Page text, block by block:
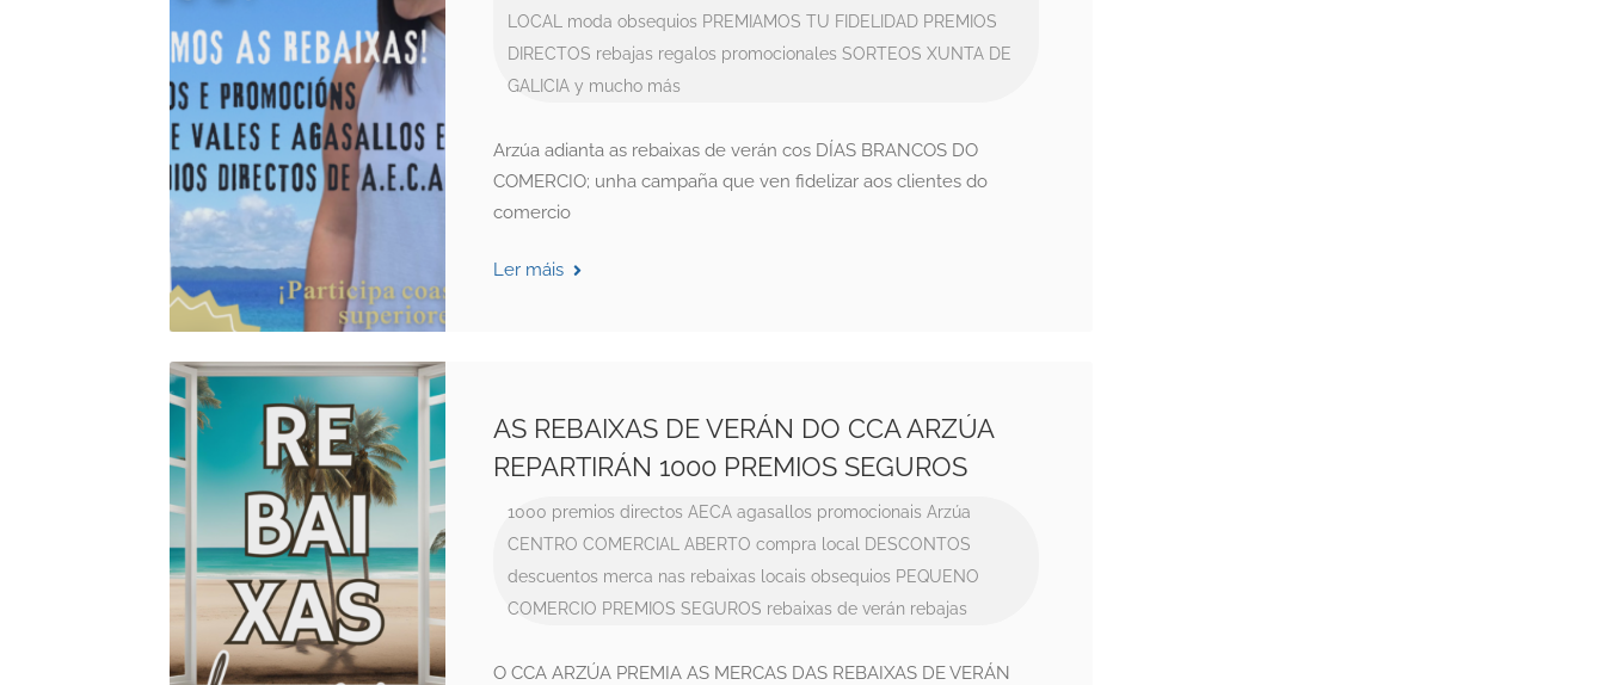
LOCAL
moda obsequios PREMIAMOS TU FIDELIDAD PREMIOS
DIRECTOS rebajas regalos promocionales SORTEOS XUNTA DE
GALICIA y mucho más
Arzúa adianta as rebaixas de verán cos DÍAS BRANCOS DO
COMERCIO; unha campaña que ven fidelizar aos clientes do
comercio
Ler máis
AS REBAIXAS DE VERÁN DO CCA ARZÚA
REPARTIRÁN 1000 PREMIOS SEGUROS
1000 premios directos AECA agasallos promocionais Arzúa
CENTRO COMERCIAL ABERTO compra local
DESCONTOS
descuentos merca nas rebaixas locais obsequios PEQUENO
COMERCIO PREMIOS SEGUROS rebaixas de verán rebajas
O CCA ARZÚA PREMIA AS MERCAS DAS REBAIXAS DE VERÁN